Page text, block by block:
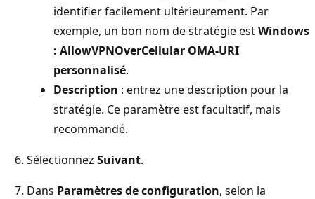
identifier facilement ultérieurement. Par
exemple, un bon nom de stratégie estWindows
: AllowVPNOverCellular OMA-URI
personnalisé.
Description : entrez une description pour la
stratégie. Ce paramètre est facultatif, mais
recommandé.
Sélectionnez Suivant.
Dans Paramètres de configuration, selon la